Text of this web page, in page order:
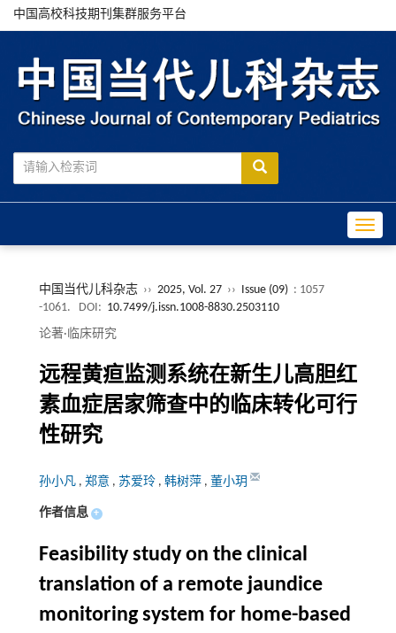
中国高校科技期刊集群服务平台
中国当代儿科杂志 ›› 2025, Vol. 27 ›› Issue (09) : 1057
-1061.
DOI: 10.7499/j.issn.1008-8830.2503110
论著·临床研究
远程黄疸监测系统在新生儿高胆红
素血症居家筛查中的临床转化可行
性研究
孙小凡 , 郑意 , 苏爱玲 , 韩树萍 , 董小玥
作者信息 +
Feasibility study on the clinical
translation of a remote jaundice
monitoring system for home-based